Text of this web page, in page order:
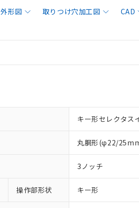
外形図 取りつけ穴加工図 CAD
キー形セレクタス
丸胴形(φ22/
3ノッチ
操作部形状 キー形